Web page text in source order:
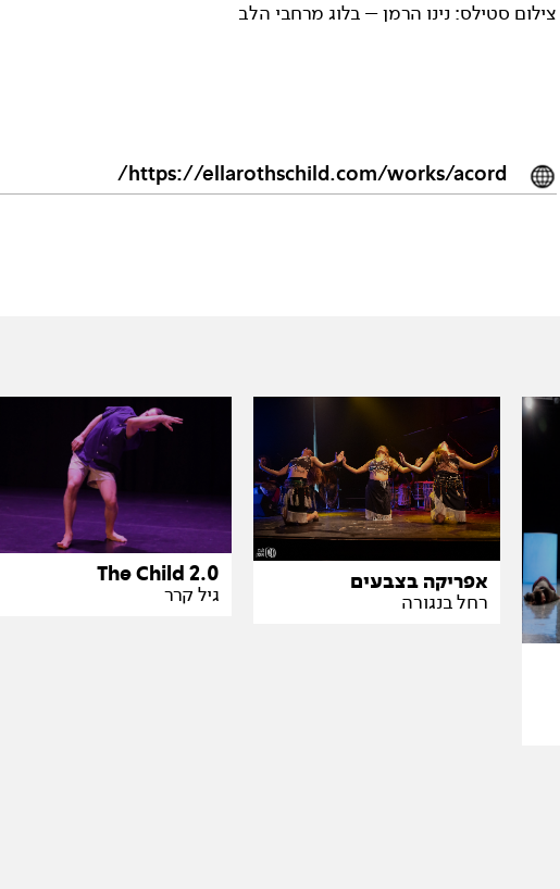
צילום סטילס: נינו הרמן – בלוג מרחבי הלב
https://ellarothschild.com/works/acord/
אפריקה בצבעים
רחל בנגורה
The Child 2.0
גיל קרר